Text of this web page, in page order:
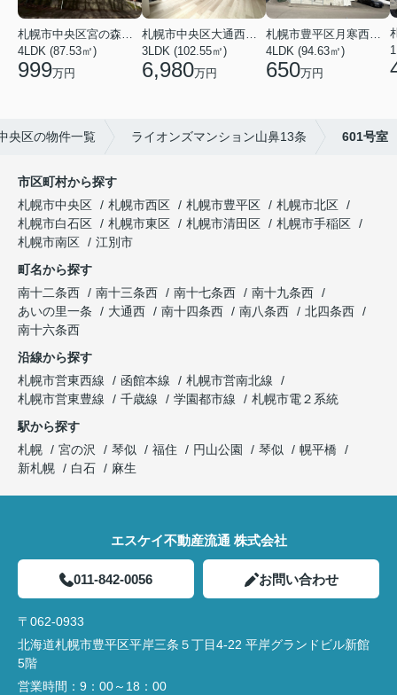
札幌市中央区宮の森一条１６丁目
4LDK (87.53㎡)
999万円
札幌市中央区大通西１６丁目
3LDK (102.55㎡)
6,980万円
札幌市豊平区月寒西三条６丁目
4LDK (94.63㎡)
650万円
央区の物件一覧 ライオンズマンション山鼻13条 601号室
市区町村から探す
札幌市中央区
札幌市西区 札幌市豊平区
札幌市北区
札幌市白石区
札幌市東区 札幌市清田区
札幌市手稲区
札幌市南区
江別市
町名から探す
南十二条西
南十三条西 南十七条西
南十九条西
あいの里一条
大通西 南十四条西 南八条西
北四条西
南十六条西
沿線から探す
札幌市営東西線
函館本線
札幌市営南北線
札幌市営東豊線
千歳線 学園都市線
札幌市電２系統
駅から探す
札幌
宮の沢 琴似 福住 円山公園 琴似
幌平橋
新札幌
白石 麻生
エスケイ不動産流通 株式会社
011-842-0056 お問い合わせ
〒062-0933
北海道札幌市豊平区平岸三条５丁目4-22 平岸グランドビル新館
5階
営業時間： 9：00～18：00